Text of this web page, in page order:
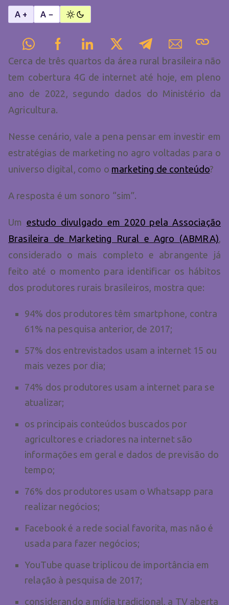
A + A −
Cerca de três quartos da área rural brasileira não
tem cobertura 4G de internet até hoje, em pleno
ano de 2022, segundo dados do Ministério da
Agricultura.
Nesse cenário, vale a pena pensar em investir em
estratégias de marketing no agro voltadas para o
universo digital, como o marketing de conteúdo?
A resposta é um sonoro “sim”.
Um estudo divulgado em 2020 pela Associação
Brasileira de Marketing Rural e Agro (ABMRA),
considerado o mais completo e abrangente já
feito até o momento para identificar os hábitos
dos produtores rurais brasileiros, mostra que:
94% dos produtores têm smartphone, contra
61% na pesquisa anterior, de 2017;
57% dos entrevistados usam a internet 15 ou
mais vezes por dia;
74% dos produtores usam a internet para se
atualizar;
os principais conteúdos buscados por
agricultores e criadores na internet são
informações em geral e dados de previsão do
tempo;
76% dos produtores usam o Whatsapp para
realizar negócios;
Facebook é a rede social favorita, mas não é
usada para fazer negócios;
YouTube quase triplicou de importância em
relação à pesquisa de 2017;
considerando a mídia tradicional, a TV aberta